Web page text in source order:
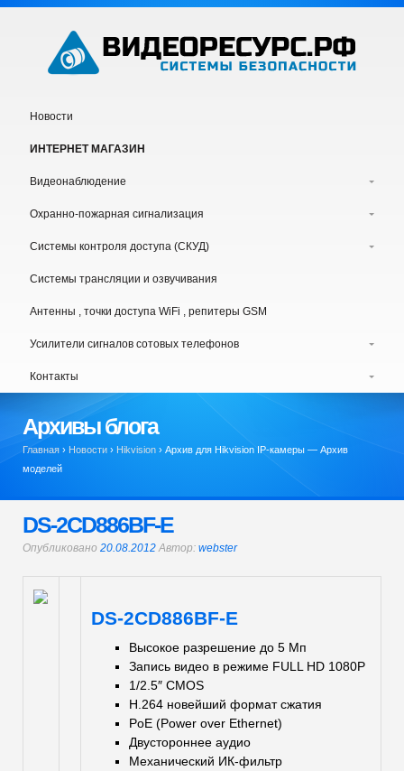
Новости
ИНТЕРНЕТ МАГАЗИН
Видеонаблюдение
Охранно-пожарная сигнализация
Системы контроля доступа (СКУД)
Системы трансляции и озвучивания
Антенны , точки доступа WiFi , репитеры GSM
Усилители сигналов сотовых телефонов
Контакты
Архивы блога
Главная › Новости › Hikvision › Архив для Hikvision IP-камеры — Архив
моделей
DS-2CD886BF-E
Опубликовано 20.08.2012Автор: webster
DS-2CD886BF-E
Высокое разрешение до 5 Мп
Запись видео в режиме FULL HD 1080P
1/2.5″ CMOS
H.264 новейший формат сжатия
PoE (Power over Ethernet)
Двустороннее аудио
Механический ИК-фильтр